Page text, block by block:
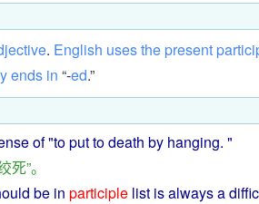
. English usesthe present
ends in “-ed.”
of "to put to death by hanging. "
死”。
be in participle list isalwaysa